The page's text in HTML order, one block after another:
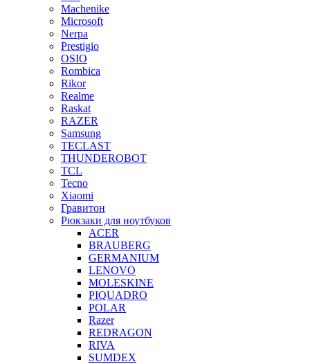
Machenike
Microsoft
Nerpa
Prestigio
OSIO
Rombica
Rikor
Realme
Raskat
RAZER
Samsung
TECLAST
THUNDEROBOT
TCL
Tecno
Xiaomi
Гравитон
Рюкзаки для ноутбуков
ACER
BRAUBERG
GERMANIUM
LENOVO
MOLESKINE
PIQUADRO
POLAR
Razer
REDRAGON
RIVA
SUMDEX